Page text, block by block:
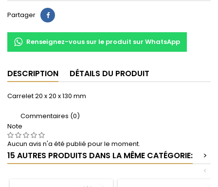
Partager Partager
Renseignez-vous sur le produit sur WhatsApp
DESCRIPTION DÉTAILS DU PRODUIT
Carrelet 20 x 20 x 130 mm
Commentaires (0)
Note
Aucun avis n'a été publié pour le moment.
15 AUTRES PRODUITS DANS LA MÊME CATÉGORIE:
>
<